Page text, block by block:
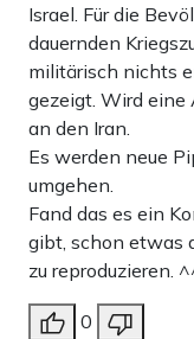
Israel. Für die
dauernden
militärisch nichts
gezeigt. Wird eine
an den Iran.
Es werden neue
umgehen.
Fand das es ein
gibt, schon etwas
zu reproduzieren.
0